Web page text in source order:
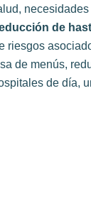
de
de menús,
de día,